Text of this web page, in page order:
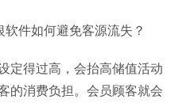
定得过高，会抬高储值活动
的消费负担。会员顾客就会